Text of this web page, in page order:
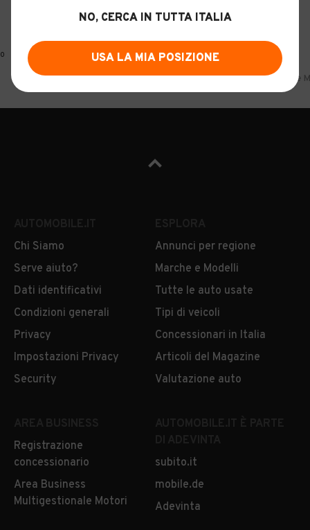
0
Moto ~Altre Marche Sardegna Cagliari ~Altre
Chi Siamo
Serve aiuto?
Dati identificativi
Condizioni generali
Privacy
Impostazioni Privacy
Security
Annunci per regione
Marche e Modelli
Tutte le auto usate
Tipi di veicoli
Concessionari in Italia
Articoli del Magazine
Valutazione auto
Registrazione
concessionario
Area Business
Multigestionale Motori
subito.it
mobile.de
Adevinta
NO, CERCA IN TUTTA ITALIA
USA LA MIA POSIZIONE